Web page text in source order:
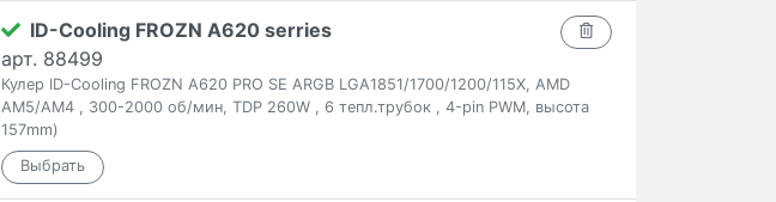
ID-Cooling FROZN A620 serries
арт. 88499
Кулер ID-Cooling FROZN A620 PRO SE ARGB LGA1851/1700/1200/115X, AMD
AM5/AM4 , 300-2000 об/мин, TDP 260W , 6 тепл.трубок , 4-pin PWM, высота
157mm)